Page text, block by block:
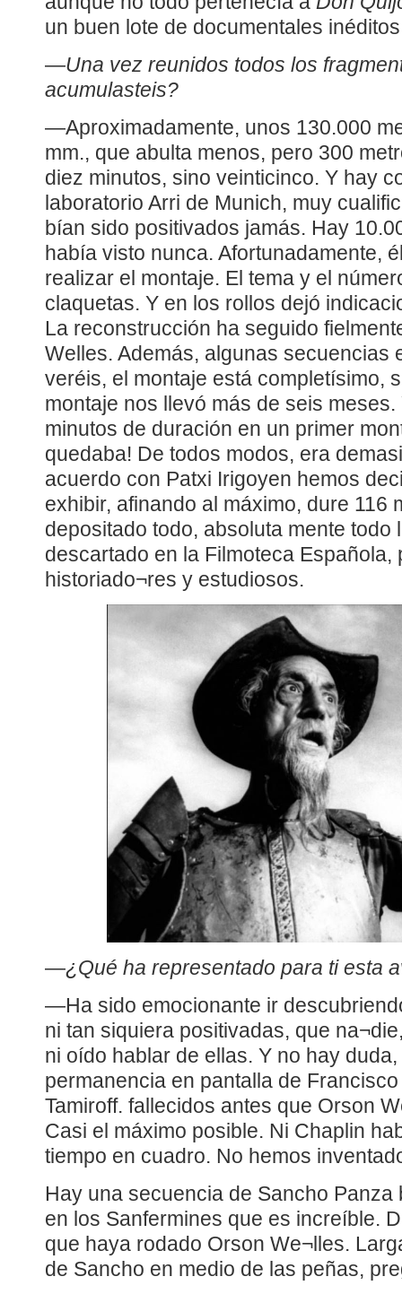
un buen lote de documentales
—Una vez reunidos todos los
acumulasteis?
—Aproximadamente, unos 130.000
mm., que abulta menos, pero 300
diez minutos, sino veinticinco. Y hay
laboratorio Arri de Munich, muy
bían sido positivados jamás. Hay
había visto nunca. Afortunadamente,
realizar el montaje. El tema y el
claquetas. Y en los rollos dejó
La reconstrucción ha seguido
Welles. Además, algunas secuencias
veréis, el montaje está completísimo,
montaje nos llevó más de seis meses.
minutos de duración en un primer
quedaba! De todos modos, era
acuerdo con Patxi Irigoyen hemos
exhibir, afinando al máximo, dure 116
depositado todo, absoluta mente todo
descartado en la Filmoteca Española,
historiado¬res y estudiosos.
—¿Qué ha representado para ti esta
—Ha sido emocionante ir
ni tan siquiera positivadas, que
ni oído hablar de ellas. Y no hay
permanencia en pantalla de
Tamiroff. fallecidos antes que Orson
Casi el máximo posible. Ni Chaplin
tiempo en cuadro. No hemos
Hay una secuencia de Sancho
en los Sanfermines que es increíble.
que haya rodado Orson We¬lles.
de Sancho en medio de las peñas,